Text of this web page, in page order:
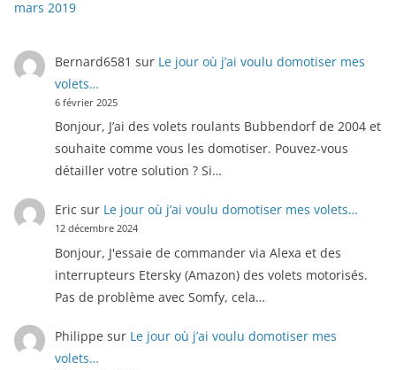
mars 2019
Bernard6581 sur Le jour où j’ai voulu domotiser mes
volets…
6 février 2025
Bonjour, J’ai des volets roulants Bubbendorf de 2004 et
souhaite comme vous les domotiser. Pouvez-vous
détailler votre solution ? Si…
Eric sur Le jour où j’ai voulu domotiser mes volets…
12 décembre 2024
Bonjour, J'essaie de commander via Alexa et des
interrupteurs Etersky (Amazon) des volets motorisés.
Pas de problème avec Somfy, cela…
Philippe sur Le jour où j’ai voulu domotiser mes
volets…